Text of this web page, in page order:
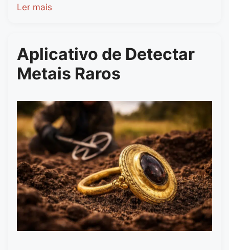
Ler mais
Aplicativo de Detectar
Metais Raros